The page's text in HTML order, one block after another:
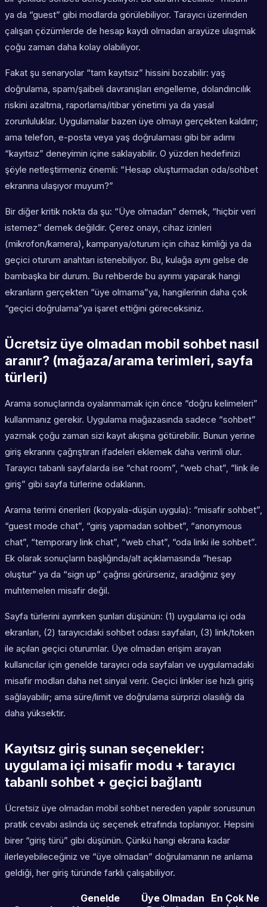
ya da “guest” gibi modlarda görülebiliyor. Tarayıcı üzerinden
çalışan çözümlerde de hesap kaydı olmadan arayüze ulaşmak
çoğu zaman daha kolay olabiliyor.
Fakat şu senaryolar “tam kayıtsız” hissini bozabilir: yaş
doğrulama, spam/şaibeli davranışları engelleme, dolandırıcılık
riskini azaltma, raporlama/itibar yönetimi ya da yasal
zorunluluklar. Uygulamalar bazen üye olmayı gerçekten kaldırır;
ama telefon, e-posta veya yaş doğrulaması gibi bir adımı
“kayıtsız” deneyimin içine saklayabilir. O yüzden hedefinizi
şöyle netleştirmeniz önemli: “Hesap oluşturmadan oda/sohbet
ekranına ulaşıyor muyum?”
Bir diğer kritik nokta da şu: “Üye olmadan” demek, “hiçbir veri
istemez” demek değildir. Çerez onayı, cihaz izinleri
(mikrofon/kamera), kampanya/oturum için cihaz kimliği ya da
geçici oturum anahtarı istenebiliyor. Bu, kulağa aynı gelse de
bambaşka bir durum. Bu rehberde bu ayrımı yaparak hangi
ekranların gerçekten “üye olmama”ya, hangilerinin daha çok
“geçici doğrulama”ya işaret ettiğini göreceksiniz.
Ücretsiz üye olmadan mobil sohbet nasıl
aranır? (mağaza/arama terimleri, sayfa
türleri)
Arama sonuçlarında oyalanmamak için önce “doğru kelimeleri”
kullanmanız gerekir. Uygulama mağazasında sadece “sohbet”
yazmak çoğu zaman sizi kayıt akışına götürebilir. Bunun yerine
giriş ekranını çağrıştıran ifadeleri eklemek daha verimli olur.
Tarayıcı tabanlı sayfalarda ise “chat room”, “web chat”, “link ile
giriş” gibi sayfa türlerine odaklanın.
Arama terimi önerileri (kopyala-düşün uygula): “misafir sohbet”,
“guest mode chat”, “giriş yapmadan sohbet”, “anonymous
chat”, “temporary link chat”, “web chat”, “oda linki ile sohbet”.
Ek olarak sonuçların başlığında/alt açıklamasında “hesap
oluştur” ya da “sign up” çağrısı görürseniz, aradığınız şey
muhtemelen misafir değil.
Sayfa türlerini ayırırken şunları düşünün: (1) uygulama içi oda
ekranları, (2) tarayıcıdaki sohbet odası sayfaları, (3) link/token
ile açılan geçici oturumlar. Üye olmadan erişim arayan
kullanıcılar için genelde tarayıcı oda sayfaları ve uygulamadaki
misafir modları daha net sinyal verir. Geçici linkler ise hızlı giriş
sağlayabilir; ama süre/limit ve doğrulama sürprizi olasılığı da
daha yüksektir.
Kayıtsız giriş sunan seçenekler:
uygulama içi misafir modu + tarayıcı
tabanlı sohbet + geçici bağlantı
Ücretsiz üye olmadan mobil sohbet nereden yapılır sorusunun
pratik cevabı aslında üç seçenek etrafında toplanıyor. Hepsini
birer “giriş türü” gibi düşünün. Çünkü hangi ekrana kadar
ilerleyebileceğiniz ve “üye olmadan” doğrulamanın ne anlama
geldiği, her giriş türünde farklı çalışabiliyor.
Genelde
Üye Olmadan
En Çok Ne